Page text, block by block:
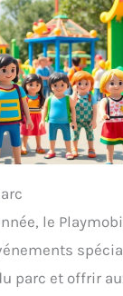
le
parc et offrir